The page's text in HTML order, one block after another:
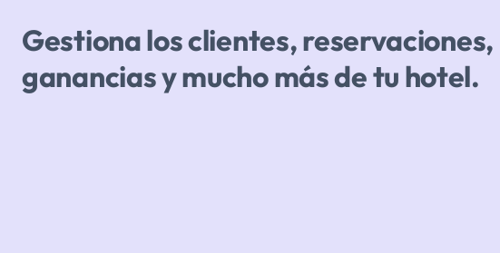
Gestiona los clientes, reservaciones,
ganancias y mucho más de tu hotel.